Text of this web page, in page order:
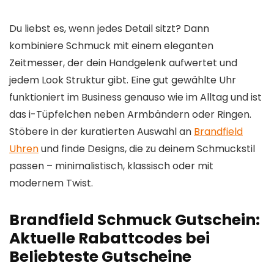
Du liebst es, wenn jedes Detail sitzt? Dann
kombiniere Schmuck mit einem eleganten
Zeitmesser, der dein Handgelenk aufwertet und
jedem Look Struktur gibt. Eine gut gewählte Uhr
funktioniert im Business genauso wie im Alltag und ist
das i-Tüpfelchen neben Armbändern oder Ringen.
Stöbere in der kuratierten Auswahl an Brandfield
Uhrenund finde Designs, die zu deinem Schmuckstil
passen – minimalistisch, klassisch oder mit
modernem Twist.
Brandfield Schmuck Gutschein:
Aktuelle Rabattcodes bei
Beliebteste Gutscheine